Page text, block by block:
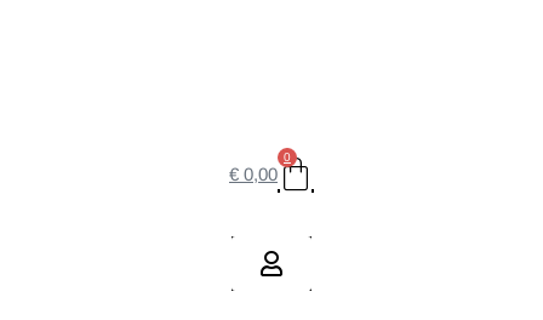
€ 0,00
0